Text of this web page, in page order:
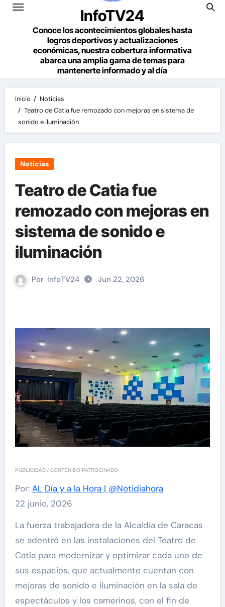
InfoTV24
Conoce los acontecimientos globales hasta
logros deportivos y actualizaciones
económicas, nuestra cobertura informativa
abarca una amplia gama de temas para
mantenerte informado y al día
Inicio
Noticias
Teatro de Catia fue remozado con mejoras en sistema de
sonido e iluminación
Noticias
Teatro de Catia fue
remozado con mejoras en
sistema de sonido e
iluminación
Por InfoTV24 Jun 22, 2026
PUBLICIDAD / CONTENIDO PATROCINADO
Por: AL Día y a la Hora | @Notidiahora
22 junio, 2026
La fuerza trabajadora de la Alcaldía de Caracas
se adentró en las instalaciones del Teatro de
Catia para modernizar y optimizar cada uno de
sus espacios, que actualmente cuentan con
mejoras de sonido e iluminación en la sala de
espectáculos y los camerinos, con el fin de